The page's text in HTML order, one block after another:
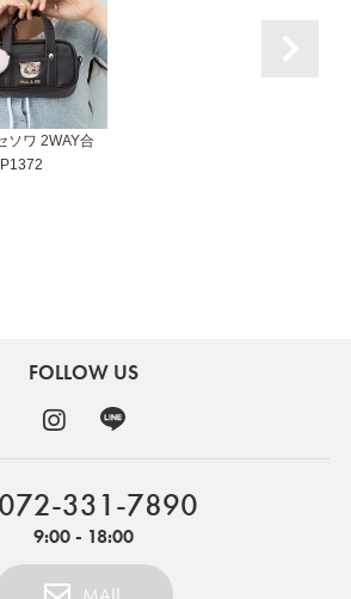
ソワ 2WAY合
FOLLOW US
072-331-7890
9:00 - 18:00